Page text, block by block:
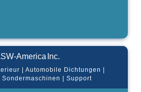
America Inc.
| Automobile Dichtungen |
| Support